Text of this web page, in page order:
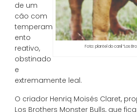
Foto: plantel do canil “Los
de um
cão com
temperam
ento
reativo,
obstinado
e
extremamente leal.
O criador Henriq Moisés Claret,
Los Brothers Monster Bulls, que